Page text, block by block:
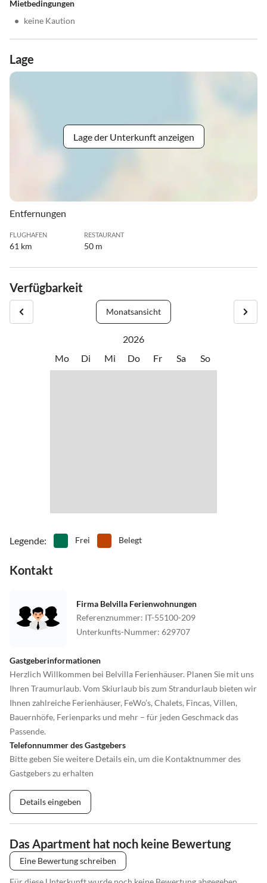
Mietbedingungen
• keine Kaution
Lage
Lage der Unterkunft anzeigen
Entfernungen
FLUGHAFEN
61 km
RESTAURANT
50 m
Verfügbarkeit
Monatsansicht
2026
Mo
Di Mi Do Fr Sa So
Legende: Frei Belegt
Kontakt
Firma Belvilla Ferienwohnungen
Referenznummer: IT-55100-209
Unterkunfts-Nummer: 629707
Gastgeberinformationen
Herzlich Willkommen bei Belvilla Ferienhäuser. Planen Sie mit uns
Ihren Traumurlaub. Vom Skiurlaub bis zum Strandurlaub bieten wir
Ihnen zahlreiche Ferienhäuser, FeWo’s, Chalets, Fincas, Villen,
Bauernhöfe, Ferienparks und mehr – für jeden Geschmack das
Passende.
Telefonnummer des Gastgebers
Bitte geben Sie weitere Details ein, um die Kontaktnummer des
Gastgebers zu erhalten
Details eingeben
Das Apartment hat noch keine Bewertung
Eine Bewertung schreiben